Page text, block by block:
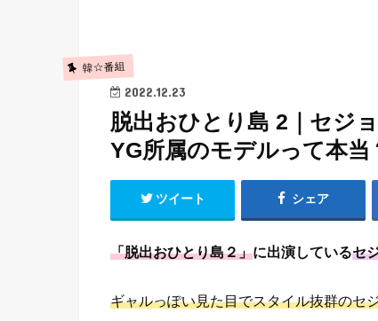
韓☆番組
2022.12.23
脱出おひとり島 2｜セジ
YG所属のモデルって本当
ツイート シェア
「脱出おひとり島２」に出演しているセ
ギャルっぽい見た目でスタイル抜群のセ